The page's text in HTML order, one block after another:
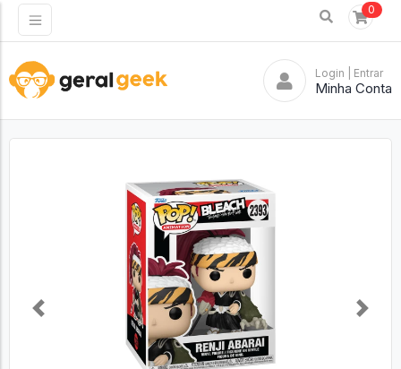
0
Login | Entrar
Minha Conta
Previous Next